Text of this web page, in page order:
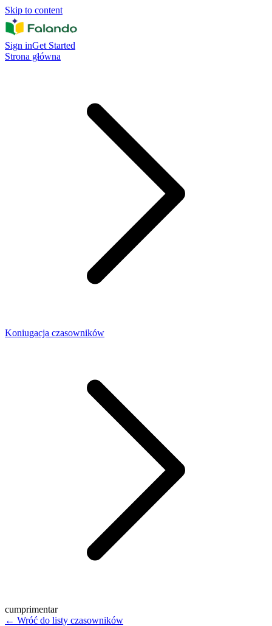
Skip to content
Sign inGet Started
Strona główna
Koniugacja czasowników
cumprimentar
← Wróć do listy czasowników